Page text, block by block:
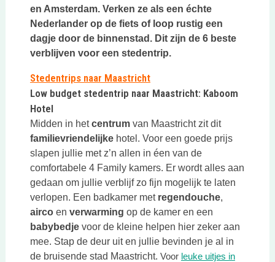
en Amsterdam. Verken ze als een échte
Nederlander op de fiets of loop rustig een
dagje door de binnenstad. Dit zijn de 6 beste
verblijven voor een stedentrip.
Stedentrips naar Maastricht
Low budget stedentrip naar Maastricht: Kaboom
Hotel
Midden in hetcentrumvan Maastricht zit dit
familievriendelijkehotel. Voor een goede prijs
slapen jullie met z’n allen in éen van de
comfortabele 4 Family kamers. Er wordt alles aan
gedaan om jullie verblijf zo fijn mogelijk te laten
verlopen. Een badkamer met regendouche,
aircoen verwarming op de kamer en een
babybedjevoor de kleine helpen hier zeker aan
mee. Stap de deur uit en jullie bevinden je al in
de bruisende stad Maastricht. Voor leuke uitjes in